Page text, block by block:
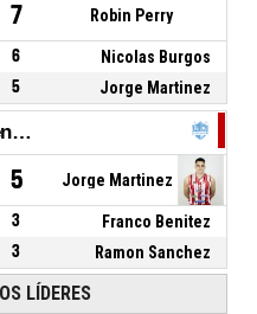
7 Robin Perry
6
Nicolas Burgos
5 Jorge Martinez
Asistencias
5 Jorge Martinez
3
Franco Benitez
3 Ramon Sanchez
LÍDERES